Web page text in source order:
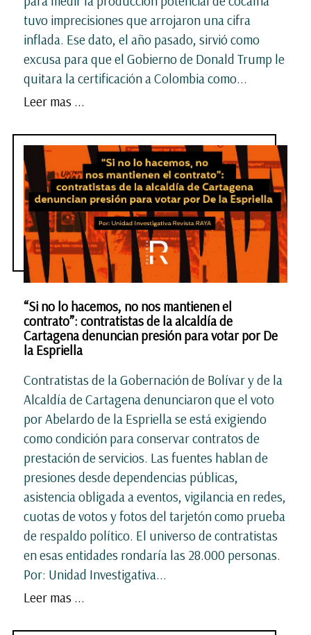
tuvo imprecisiones que arrojaron una cifra
inflada. Ese dato, el año pasado, sirvió como
excusa para que el Gobierno de Donald Trump le
quitara la certificación a Colombia como...
Leer mas ...
“Si no lo hacemos, no nos mantienen el
contrato”: contratistas de la alcaldía de
Cartagena denuncian presión para votar por De
la Espriella
Contratistas de la Gobernación de Bolívar y de la
Alcaldía de Cartagena denunciaron que el voto
por Abelardo de la Espriella se está exigiendo
como condición para conservar contratos de
prestación de servicios. Las fuentes hablan de
presiones desde dependencias públicas,
asistencia obligada a eventos, vigilancia en redes,
cuotas de votos y fotos del tarjetón como prueba
de respaldo político. El universo de contratistas
en esas entidades rondaría las 28.000 personas.
Por: Unidad Investigativa...
Leer mas ...